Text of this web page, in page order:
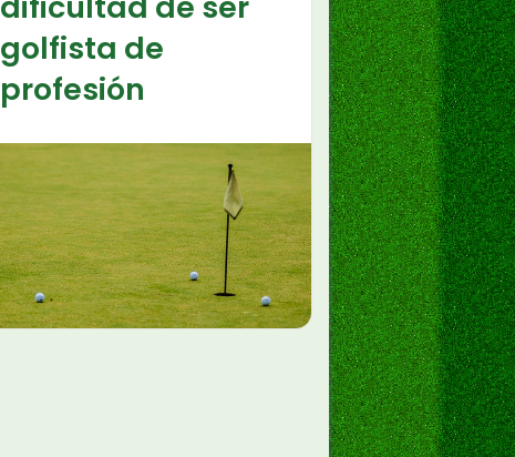
golfista de
profesión